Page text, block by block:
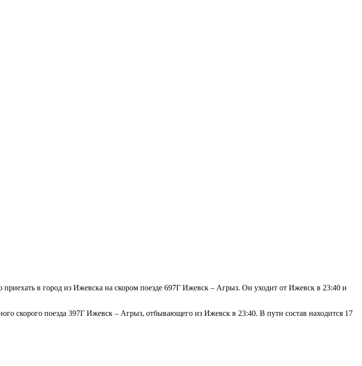
в город из Ижевска на скором поезде 697Г Ижевск – Агрыз. Он уходит от Ижевск в 23:40 и
скорого поезда 397Г Ижевск – Агрыз, отбывающего из Ижевск в 23:40. В пути состав находится 17